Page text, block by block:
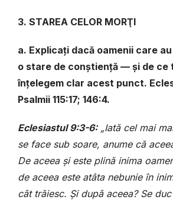
3. STAREA CELOR MORŢI
a. Explicați dacă oamenii care
o stare de conștiență — și de ce
înțelegem clar acest punct.
Psalmii 115:17; 146:4.
Eclesiastul 9:3-6:„Iată cel mai
se face sub soare, anume că
De aceea și este plină inima
de aceea este atâta nebunie în
cât trăiesc. Și după aceea? Se